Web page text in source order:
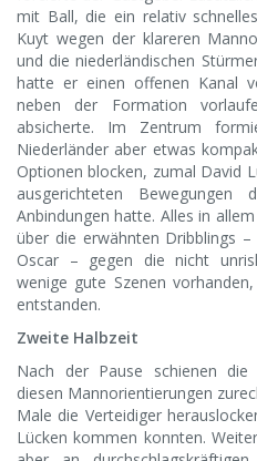
mit Ball, die ein relativ
Kuyt wegen der klareren
und die niederländischen
hatte er einen offenen Kanal
neben der Formation
absicherte. Im Zentrum
Niederländer aber etwas
Optionen blocken, zumal David
ausgerichteten
Anbindungen hatte. Alles in
über die erwähnten Dribblings
Oscar – gegen die nicht
wenige gute Szenen
entstanden.
Zweite Halbzeit
Nach der Pause schienen
diesen Mannorientierungen
Male die Verteidiger
Lücken kommen konnten.